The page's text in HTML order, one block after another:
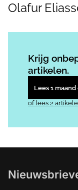
Olafur
Krijg
artikelen.
Lees 1 maand
of lees 2